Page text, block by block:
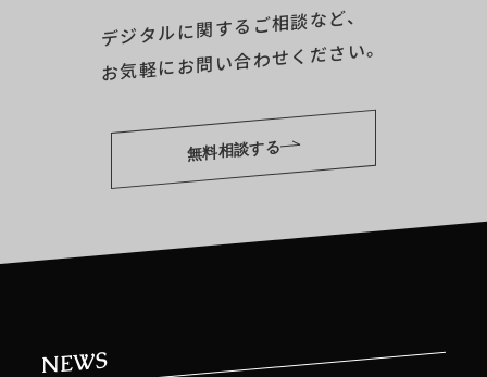
デジタルに関するご相談など、
お気軽にお問い合わせください。
無料相談する
NEWS